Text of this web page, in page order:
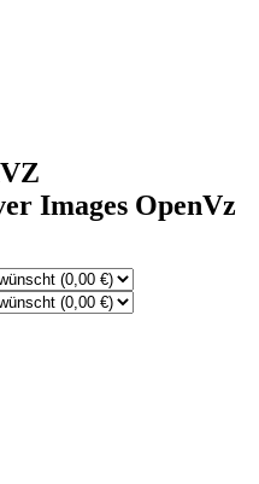
Images OpenVz